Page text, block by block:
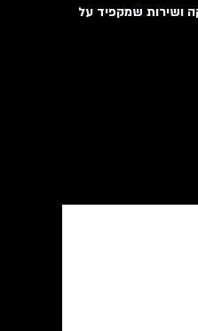
ושירות שמקפיד על